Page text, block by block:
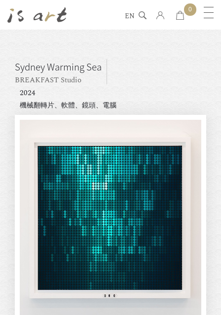
EN
0
Sydney Warming Sea
BREAKFAST Studio
2024
機械翻轉片、軟體、鏡頭、電腦